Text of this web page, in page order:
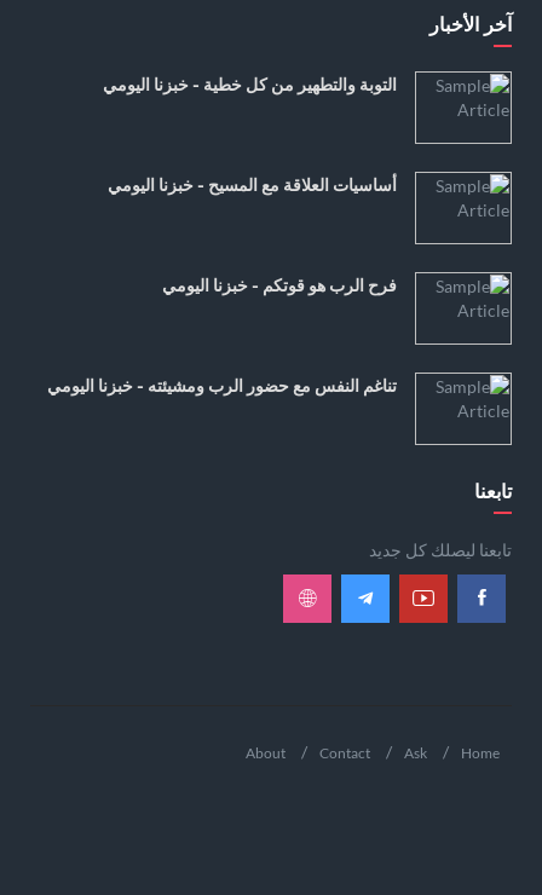
آخر الأخبار
التوبة والتطهير من كل خطية - خبزنا اليومي
أساسيات العلاقة مع المسيح - خبزنا اليومي
فرح الرب هو قوتكم - خبزنا اليومي
تناغم النفس مع حضور الرب ومشيئته - خبزنا اليومي
تابعنا
تابعنا ليصلك كل جديد
Home
Ask
Contact
About